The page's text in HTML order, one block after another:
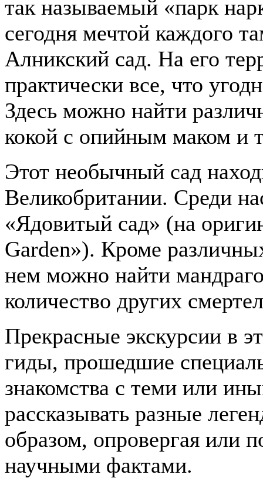
так называемый «парк
сегодня мечтой каждого
Алникский сад. На его
практически все, что
Здесь можно найти
кокой с опийным маком и
Этот необычный сад
Великобритании. Среди
«Ядовитый сад» (на
Garden»). Кроме
нем можно найти
количество других
Прекрасные экскурсии в
гиды, прошедшие
знакомства с теми или
рассказывать разные
образом, опровергая или
научными фактами.